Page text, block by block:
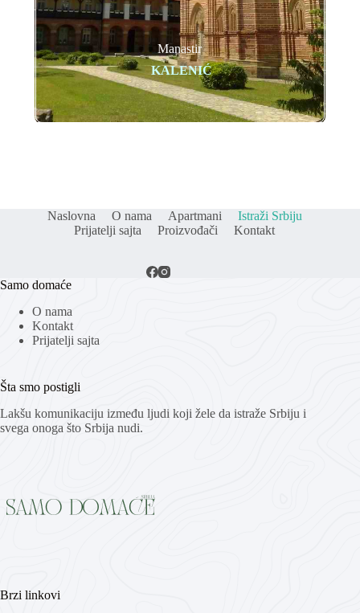
Manastir
KALENIĆ
Naslovna O nama Apartmani
Istraži Srbiju
Prijatelji sajta
Proizvođači Kontakt
Samo domaće
O nama
Kontakt
Prijatelji sajta
Šta smo postigli
Lakšu komunikaciju između ljudi koji žele da istraže Srbiju i
svega onoga što Srbija nudi.
Brzi linkovi